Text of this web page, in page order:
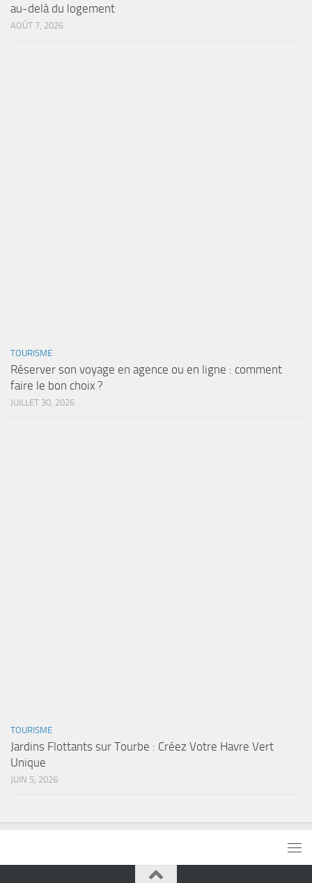
au-delà du logement
AOÛT 7, 2026
TOURISME
Réserver son voyage en agence ou en ligne : comment
faire le bon choix ?
JUILLET 30, 2026
TOURISME
Jardins Flottants sur Tourbe : Créez Votre Havre Vert
Unique
JUIN 5, 2026